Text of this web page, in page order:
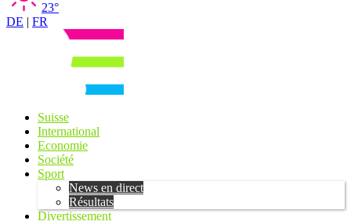
23°
DE | FR
Suisse
International
Economie
Société
Sport
News en direct
Résultats
Divertissement